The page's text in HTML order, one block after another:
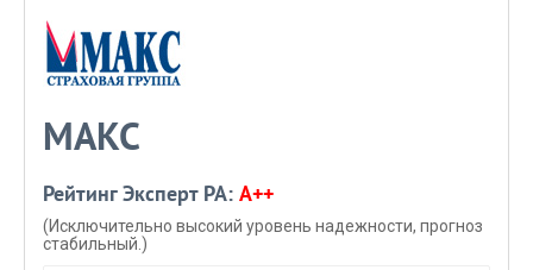
МАКС
Рейтинг Эксперт РА: A++
(Исключительно высокий уровень надежности, прогноз
стабильный.)